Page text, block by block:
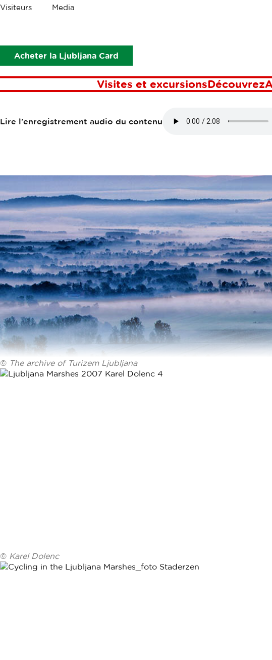
Visiteurs Media
Acheter la Ljubljana Card
Visites et excursionsDécouvrez
Les
LES MARAIS DE
Lire l'enregistrement audio du contenu
© The archive of Turizem Ljubljana
© Karel Dolenc